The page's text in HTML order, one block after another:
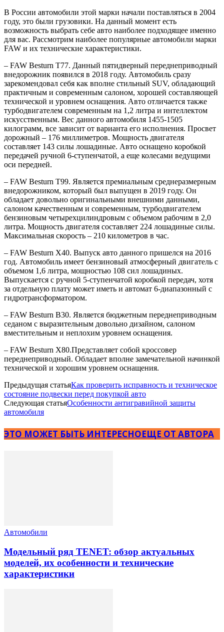
В России автомобили этой марки начали поставляться в 2004
году, это были грузовики. На данный момент есть
возможность выбрать себе авто наиболее подходящее именно
для вас. Рассмотрим наиболее популярные автомобили марки
FAW и их технические характеристики.
– FAW Besturn T77. Данный пятидверный переднеприводный
внедорожник появился в 2018 году. Автомобиль сразу
зарекомендовал себя как вполне стильный SUV, обладающий
практичным и современным салоном, хорошей составляющей
технической и уровнем оснащения. Авто отличается также
турбодвигателем современным на 1,2 литра и интеллектом
искусственным. Вес данного автомобиля 1455-1505
килограмм, все зависит от варианта его исполнения. Просвет
дорожный – 176 миллиметров. Мощность двигателя
составляет 143 силы лошадиные. Авто оснащено коробкой
передачей ручной 6-ступенчатой, а еще колесами ведущими
оси передней.
– FAW Besturn T99. Является премиальным среднеразмерным
внедорожником, который был выпущен в 2019 году. Он
обладает довольно оригинальными внешними данными,
салоном качественным и современным, турбодвигателем
бензиновым четырехцилиндровым с объемом рабочим в 2,0
литра. Мощность двигателя составляет 224 лошадиные силы.
Максимальная скорость – 210 километров в час.
– FAW Besturn X40. Выпуск авто данного пришелся на 2016
год. Автомобиль имеет бензиновый атмосферный двигатель с
объемом 1,6 литра, мощностью 108 сил лошадиных.
Выпускается с ручной 5-ступенчатой коробкой передач, хотя
за отдельную плату может иметь и автомат 6-диапазонный с
гидротрансформатором.
– FAW Besturn B30. Является бюджетным переднеприводным
седаном с выразительным довольно дизайном, салоном
вместительным и неплохим уровнем оснащения.
– FAW Besturn X80.Представляет собой кроссовер
переднеприводный. Обладает вполне замечательной начинкой
технической и хорошим уровнем оснащения.
Предыдущая статьяКак проверить исправность и техническое
состояние подвески перед покупкой авто
Следующая статьяОсобенности антигравийной защиты
автомобиля
ЭТО МОЖЕТ БЫТЬ ИНТЕРЕСНОЕЩЕ ОТ АВТОРА
Автомобили
Модельный ряд TENET: обзор актуальных
моделей, их особенности и технические
характеристики